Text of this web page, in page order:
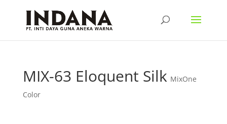
MIX-63 Eloquent Silk MixOne
Color